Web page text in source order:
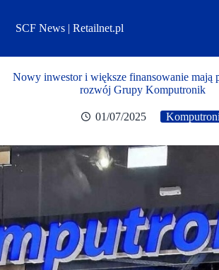
treściSCF News | Retailnet.pl
Nowy inwestor i większe finansowanie mają
rozwój Grupy Komputronik
01/07/2025